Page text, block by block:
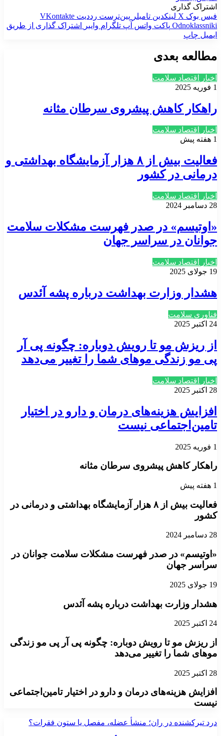
اشتراک گذاری
فیس بوک X لینکدین ‫تامبلر ‫پین‌ترست ‫رددیت ‫VKontakte
‫Odnoklassniki پاکت واتس آپ تلگرام وایبر
اشتراک گذاری از طریق
ایمیل چاپ
مطالعه بعدی
اخبار اقتصاد سلامت
1 فوریه 2025
راهکار کاهش پیشروی سرطان مثانه
اخبار اقتصاد سلامت
1 هفته پیش
فعالیت بیش از ۸ هزار آزمایشگاه بهداشتی و
درمانی در کشور
اخبار اقتصاد سلامت
28 دسامبر 2024
«اوتیسم» در صدر فهرست مشکلات سلامت
جوانان در سراسر جهان
اخبار اقتصاد سلامت
19 جولای 2025
هشدار وزارت بهداشت درباره پشه آئدس
فناوری سلامت
24 اکتبر 2025
از ریزش مو تا رویش دوباره: چگونه پی‌ آر
پی مو زندگی موهای شما را تغییر می‌دهد
اخبار اقتصاد سلامت
28 اکتبر 2025
افزایش هزینه‌های درمان و دارو در اختیار
تامین‌اجتماعی نیست
1 فوریه 2025
راهکار کاهش پیشروی سرطان مثانه
1 هفته پیش
فعالیت بیش از ۸ هزار آزمایشگاه بهداشتی و درمانی در
کشور
28 دسامبر 2024
«اوتیسم» در صدر فهرست مشکلات سلامت جوانان در
سراسر جهان
19 جولای 2025
هشدار وزارت بهداشت درباره پشه آئدس
24 اکتبر 2025
از ریزش مو تا رویش دوباره: چگونه پی‌ آر پی مو زندگی
موهای شما را تغییر می‌دهد
28 اکتبر 2025
افزایش هزینه‌های درمان و دارو در اختیار تامین‌اجتماعی
نیست
درد تیرکشنده در ران؛ منشأ عضله، مفصل یا ستون فقرات؟